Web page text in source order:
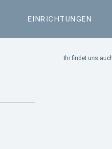
EINRICHTUNGEN
Ihr findet uns